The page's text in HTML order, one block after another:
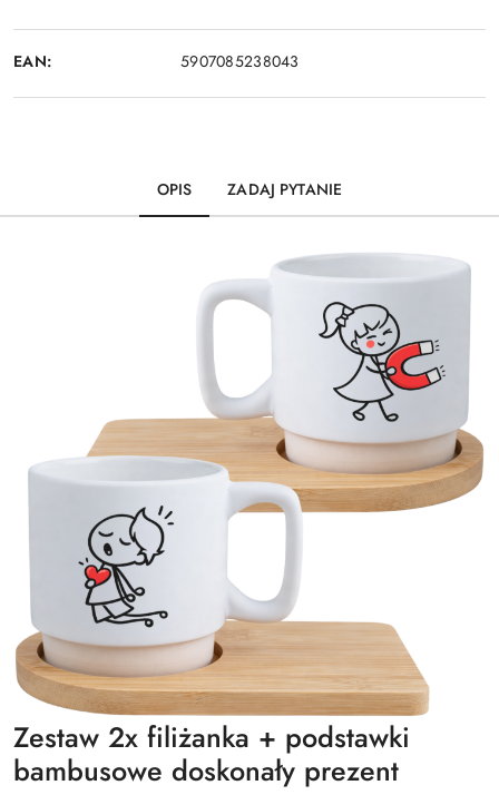
EAN: 5907085238043
OPIS ZADAJ PYTANIE
Zestaw 2x filiżanka + podstawki
bambusowe doskonały prezent